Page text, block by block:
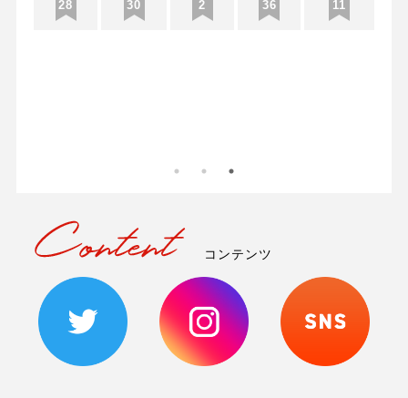
28 30 2 36 11
コンテンツ